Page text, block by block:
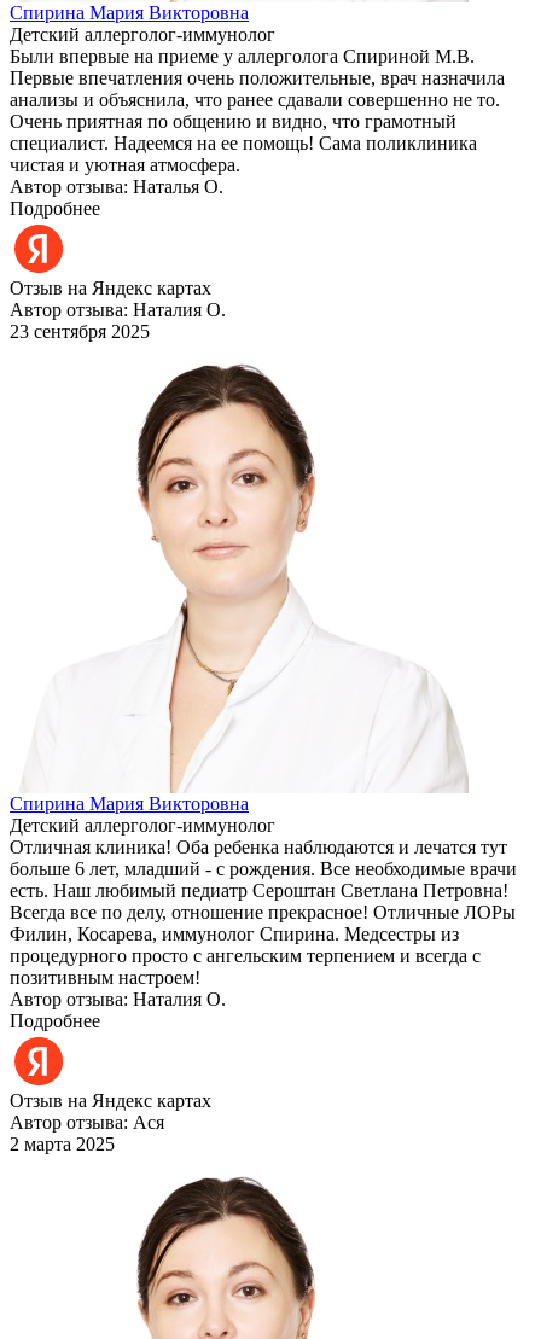
Спирина Мария Викторовна
Детский аллерголог-иммунолог
Были впервые на приеме у аллерголога Спириной М.В.
Первые впечатления очень положительные, врач назначила
анализы и объяснила, что ранее сдавали совершенно не то.
Очень приятная по общению и видно, что грамотный
специалист. Надеемся на ее помощь! Сама поликлиника
чистая и уютная атмосфера.
Автор отзыва: Наталья О.
Подробнее
Отзыв на Яндекс картах
Автор отзыва: Наталия О.
23 сентября 2025
Спирина Мария Викторовна
Детский аллерголог-иммунолог
Отличная клиника! Оба ребенка наблюдаются и лечатся тут
больше 6 лет, младший - с рождения. Все необходимые врачи
есть. Наш любимый педиатр Сероштан Светлана Петровна!
Всегда все по делу, отношение прекрасное! Отличные ЛОРы
Филин, Косарева, иммунолог Спирина. Медсестры из
процедурного просто с ангельским терпением и всегда с
позитивным настроем!
Автор отзыва: Наталия О.
Подробнее
Отзыв на Яндекс картах
Автор отзыва: Ася
2 марта 2025